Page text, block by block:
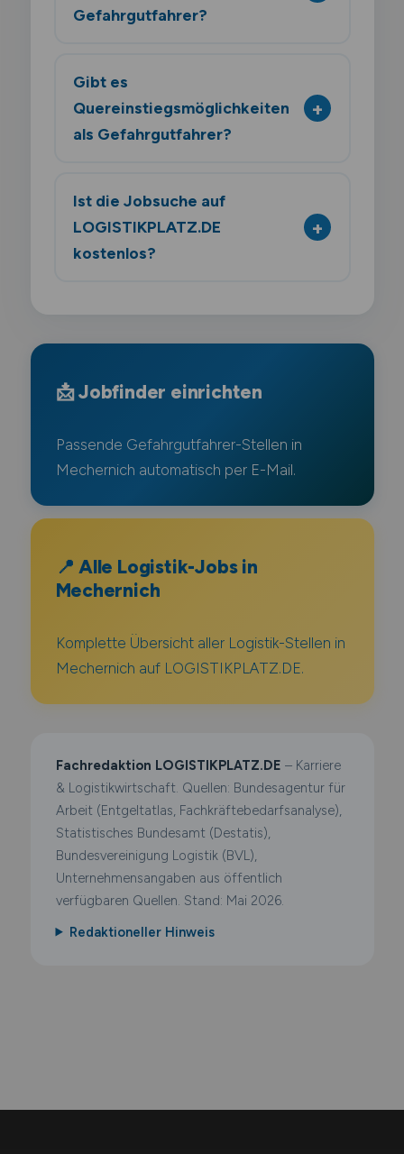
Gefahrgutfahrer?
Gibt es
Quereinstiegsmöglichkeiten
als Gefahrgutfahrer?
Ist die Jobsuche auf
LOGISTIKPLATZ.DE
kostenlos?
📩 Jobfinder einrichten
Passende Gefahrgutfahrer-Stellen in
Mechernich automatisch per E-Mail.
📍 Alle Logistik-Jobs in
Mechernich
Komplette Übersicht aller Logistik-Stellen in
Mechernich auf LOGISTIKPLATZ.DE.
Fachredaktion LOGISTIKPLATZ.DE – Karriere
& Logistikwirtschaft. Quellen: Bundesagentur für
Arbeit (Entgeltatlas, Fachkräftebedarfsanalyse),
Statistisches Bundesamt (Destatis),
Bundesvereinigung Logistik (BVL),
Unternehmensangaben aus öffentlich
verfügbaren Quellen. Stand: Mai 2026.
Redaktioneller Hinweis